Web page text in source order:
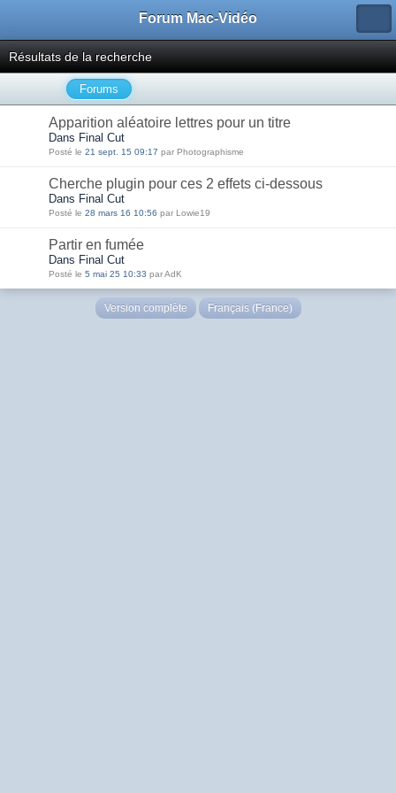
Forum Mac-Vidéo
Résultats de la recherche
Forums
Apparition aléatoire lettres pour un titre
Dans Final Cut
Posté le 21 sept. 15 09:17 par Photographisme
Cherche plugin pour ces 2 effets ci-dessous
Dans Final Cut
Posté le 28 mars 16 10:56 par Lowie19
Partir en fumée
Dans Final Cut
Posté le 5 mai 25 10:33 par AdK
Version complète Français (France)